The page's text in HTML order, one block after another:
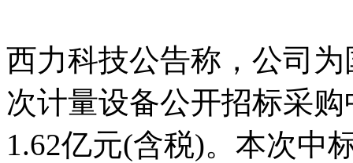
西力科技公告称，公司
次计量设备公开招标采
1.62亿元(含税)。本次中